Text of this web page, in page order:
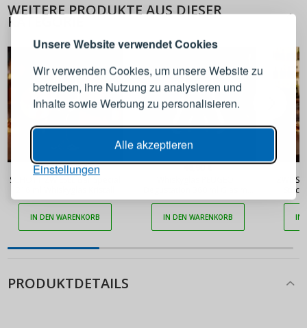
Unsere Website verwendet Cookies
Wir verwenden Cookies, um unsere Website zu
betreiben, ihre Nutzung zu analysieren und
Inhalte sowie Werbung zu personalisieren.
Alle akzeptieren
Einstellungen
WEITERE PRODUKTE AUS DIESER
KATEGORIE
67,90 €
SCHOTT ZWIESEL Bar Special
IN DEN WARENKORB
46,90 €
Kühluntersetzer
IN DEN WARENKORB IN
PRODUKTDETAILS
Melden Sie sich bei Ihrem
E-Mail-Adresse
Passwort erinnern